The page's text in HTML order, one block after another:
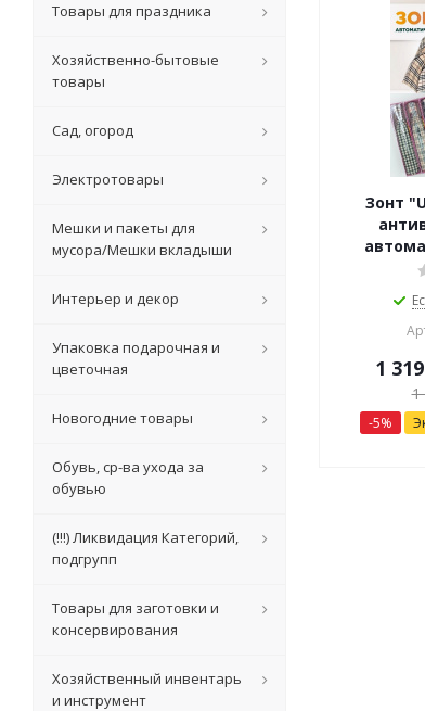
Зонт
1
1
-5%
Товары для праздника
Хозяйственно-бытовые
товары
Сад, огород
Электротовары
Мешки и пакеты для
мусора/Мешки вкладыши
Интерьер и декор
Упаковка подарочная и
цветочная
Новогодние товары
Обувь, ср-ва ухода за
обувью
(!!!) Ликвидация Категорий,
подгрупп
Товары для заготовки и
консервирования
Хозяйственный инвентарь
и инструмент